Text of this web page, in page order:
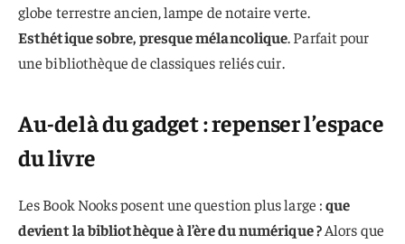
globe terrestre ancien, lampe de notaire verte.
Esthétique sobre, presque mélancolique. Parfait pour
une bibliothèque de classiques reliés cuir.
Au-delà du gadget : repenser l’espace
du livre
Les Book Nooks posent une question plus large :que
devient la bibliothèque à l’ère du numérique ?Alors que